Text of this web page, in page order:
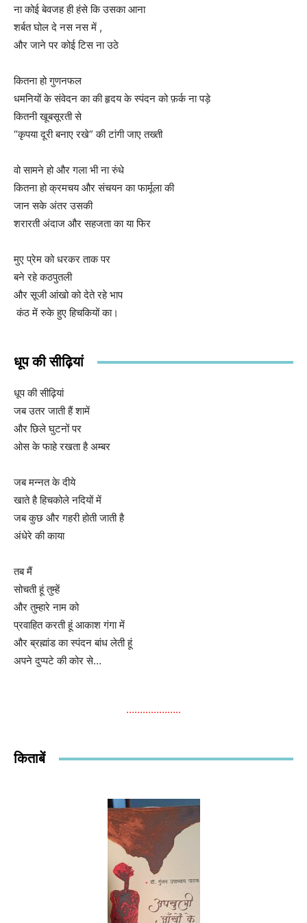
ना कोई बेवजह ही हंसे कि उसका आना
शर्बत घोल दे नस नस में ,
और जाने पर कोई टिस ना उठे
कितना हो गुणनफल
धमनियों के संवेदन का की हृदय के स्पंदन को फ़र्क ना पड़े
कितनी खूबसूरती से
“कृपया दूरी बनाए रखे” की टांगी जाए तख्ती
वो सामने हो और गला भी ना रुंधे
कितना हो क्रमचय और संचयन का फार्मूला की
जान सके अंतर उसकी
शरारती अंदाज और सहजता का या फिर
मुए प्रेम को धरकर ताक पर
बने रहे कठपुतली
और सूजी आंखो को देते रहे भाप
कंठ में रुके हुए हिचकियों का।
धूप की सीढ़ियां
धूप की सीढ़ियां
जब उतर जाती हैं शामें
और छिले घुटनों पर
ओस के फाहे रखता है अम्बर
जब मन्नत के दीये
खाते है हिचकोले नदियों में
जब कुछ और गहरी होती जाती है
अंधेरे की काया
तब मैं
सोचती हूं तुम्हें
और तुम्हारे नाम को
प्रवाहित करती हूं आकाश गंगा में
और ब्रह्मांड का स्पंदन बांध लेती हूं
अपने दुप्पटे की कोर से…
………………..
किताबें